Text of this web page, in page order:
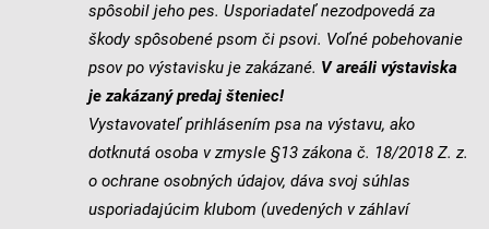
spôsobil jeho pes. Usporiadateľ nezodpovedá za
škody spôsobené psom či psovi. Voľné pobehovanie
psov po výstavisku je zakázané. V areáli výstaviska
je zakázaný predaj šteniec!
Vystavovateľ prihlásením psa na výstavu, ako
dotknutá osoba v zmysle §13 zákona č. 18/2018 Z. z.
o ochrane osobných údajov, dáva svoj súhlas
usporiadajúcim klubom (uvedených v záhlaví